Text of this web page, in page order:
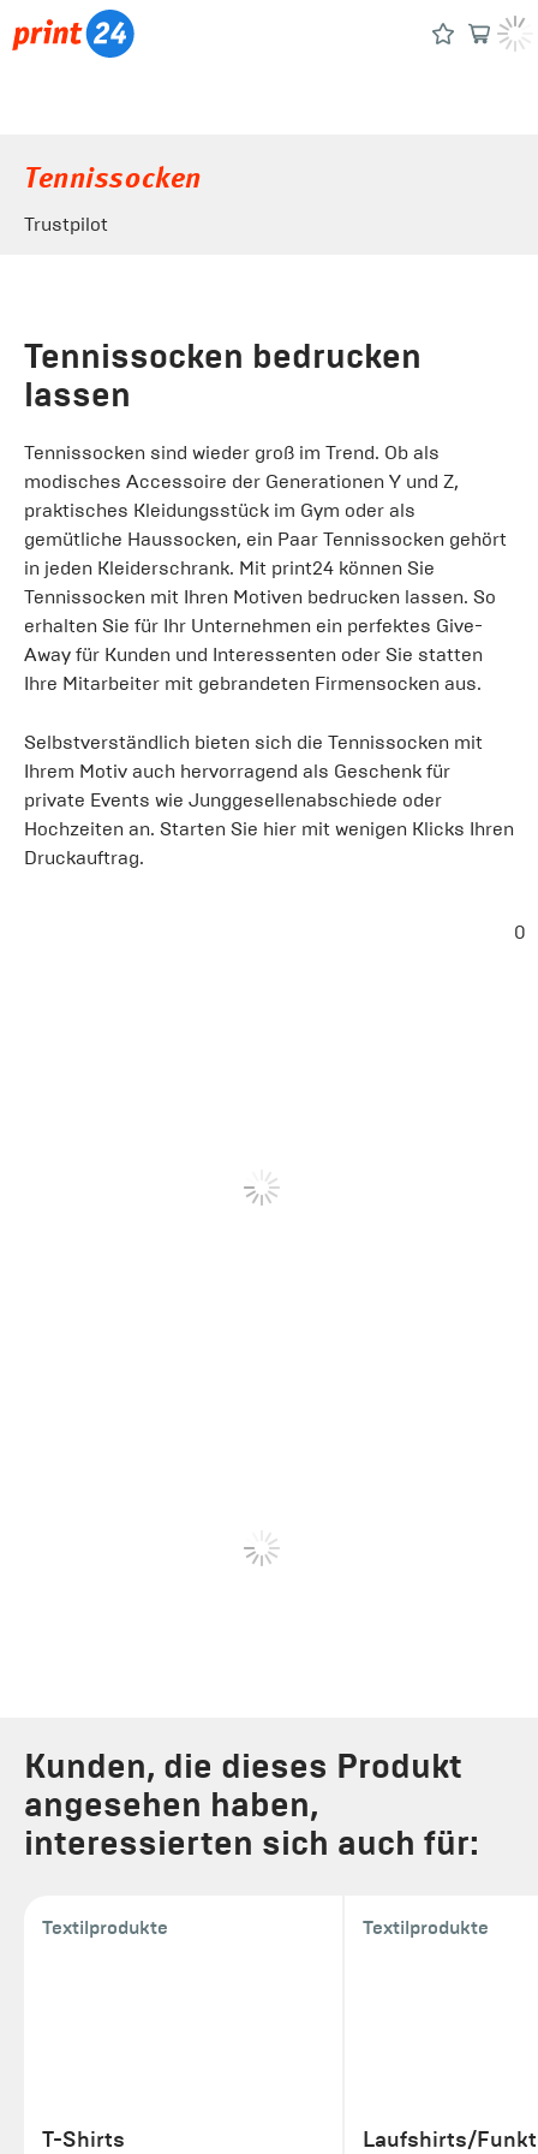
Tennissocken
Trustpilot
Tennissocken bedrucken
lassen
Tennissocken sind wieder groß im Trend. Ob als
modisches Accessoire der Generationen Y und Z,
praktisches Kleidungsstück im Gym oder als
gemütliche Haussocken, ein Paar Tennissocken gehört
in jeden Kleiderschrank. Mit print24 können Sie
Tennissocken mit Ihren Motiven bedrucken lassen. So
erhalten Sie für Ihr Unternehmen ein perfektes Give-
Away für Kunden und Interessenten oder Sie statten
Ihre Mitarbeiter mit gebrandeten Firmensocken aus.
Selbstverständlich bieten sich die Tennissocken mit
Ihrem Motiv auch hervorragend als Geschenk für
private Events wie Junggesellenabschiede oder
Hochzeiten an. Starten Sie hier mit wenigen Klicks Ihren
Druckauftrag.
0
Kunden, die dieses Produkt
angesehen haben,
interessierten sich auch für:
Textilprodukte
T-Shirts
Textilprodukte
Laufshirts/